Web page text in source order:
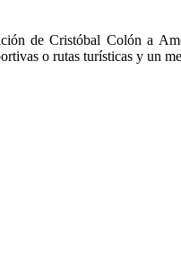
de Cristóbal Colón a
o rutas turísticas y un